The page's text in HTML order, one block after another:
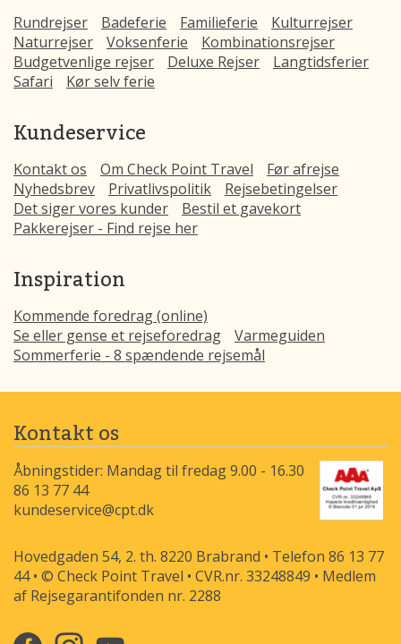
Rundrejser Badeferie Familieferie
Kulturrejser
Naturrejser
Voksenferie
Kombinationsrejser
Budgetvenlige rejser
Deluxe Rejser
Langtidsferier
Safari
Kør selv ferie
Kundeservice
Kontakt os Om Check Point Travel
Før afrejse
Nyhedsbrev
Privatlivspolitik
Rejsebetingelser
Det siger vores kunder
Bestil et gavekort
Pakkerejser - Find rejse her
Inspiration
Kommende foredrag (online)
Se eller gense et rejseforedrag
Varmeguiden
Sommerferie - 8 spændende rejsemål
Kontakt os
Åbningstider: Mandag til fredag 9.00 - 16.30
86 13 77 44
kundeservice@cpt.dk
Hovedgaden 54, 2. th. 8220 Brabrand • Telefon 86 13 77
44 • © Check Point Travel • CVR.nr. 33248849 • Medlem
af Rejsegarantifonden nr. 2288